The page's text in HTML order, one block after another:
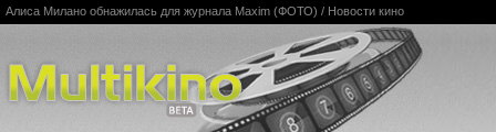
Multikino
Алиса Милано обнажилась для журнала Maxim (ФОТО) / Новости кино